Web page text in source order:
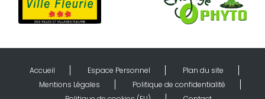
Accueil Espace Personnel
Plan du site
Mentions Légales
Politique de confidentialité